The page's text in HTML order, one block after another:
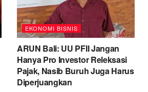
EKONOMI BISNIS
ARUN Bali: UU PFII Jangan
Hanya Pro Investor Releksasi
Pajak, Nasib Buruh Juga Harus
Diperjuangkan